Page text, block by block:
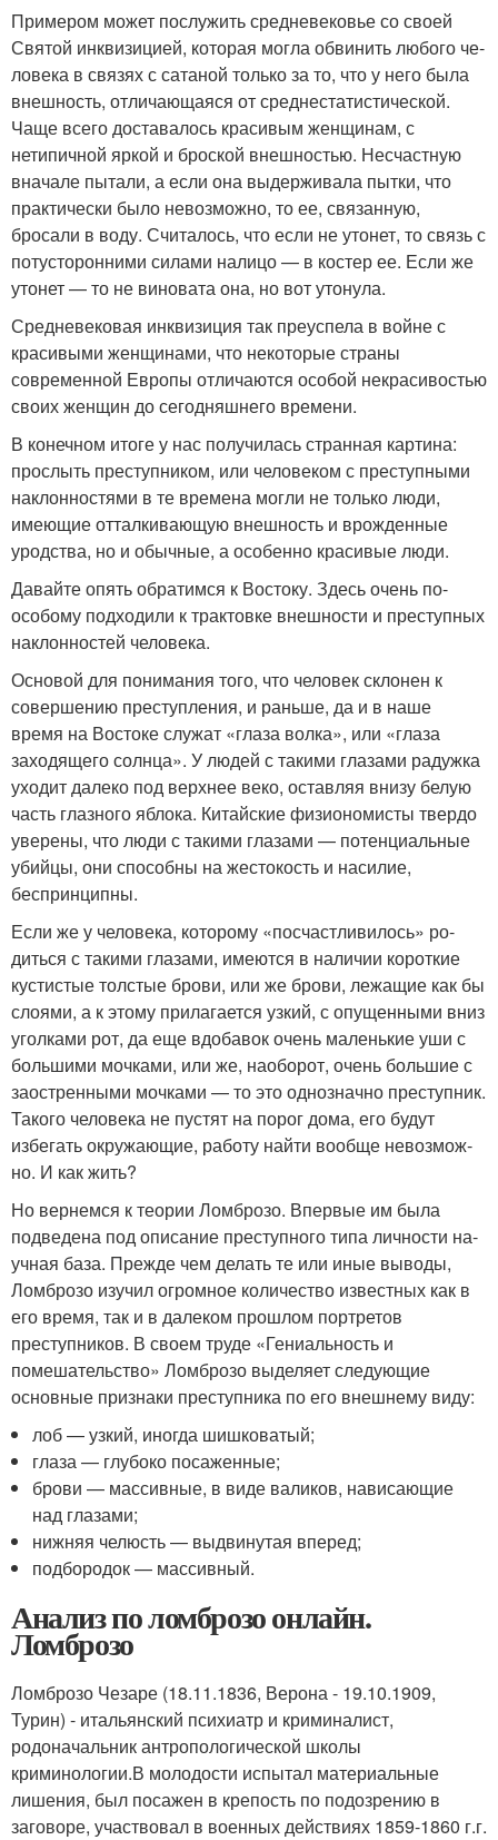
Примером может послужить средневековье со своей
Святой инквизицией, которая могла обвинить любого че­
ловека в связях с сатаной только за то, что у него была
внешность, отличающаяся от среднестатистической.
Чаще всего доставалось красивым женщинам, с
нетипичной яр­кой и броской внешностью. Несчастную
вначале пытали, а если она выдерживала пытки, что
практически было невозможно, то ее, связанную,
бросали в воду. Счита­лось, что если не утонет, то связь с
потусторонними си­лами налицо — в костер ее. Если же
утонет — то не ви­новата она, но вот утонула.
Средневековая инквизиция так преуспела в войне с
красивыми женщинами, что некоторые страны
современ­ной Европы отличаются особой некрасивостью
своих жен­щин до сегодняшнего времени.
В конечном итоге у нас получилась странная картина:
прослыть преступником, или человеком с преступными
наклонностями в те времена могли не только люди,
имею­щие отталкивающую внешность и врожденные
уродства, но и обычные, а особенно красивые люди.
Давайте опять обратимся к Востоку. Здесь очень по-
особому подходили к трактовке внешности и преступ­ных
наклонностей человека.
Основой для понимания того, что человек склонен к
совершению преступления, и раньше, да и в наше
время на Востоке служат «глаза волка», или «глаза
заходяще­го солнца». У людей с такими глазами радужка
уходит далеко под верхнее веко, оставляя внизу белую
часть глаз­ного яблока. Китайские физиономисты твердо
уверены, что люди с такими глазами — потенциальные
убийцы, они способны на жестокость и насилие,
беспринципны.
Если же у человека, которому «посчастливилось» ро­
диться с такими глазами, имеются в наличии короткие
кустистые толстые брови, или же брови, лежащие как бы
слоями, а к этому прилагается узкий, с опущенными вниз
уголками рот, да еще вдобавок очень маленькие уши с
большими мочками, или же, наоборот, очень большие с
заостренными мочками — то это однозначно преступ­ник.
Такого человека не пустят на порог дома, его будут
избегать окружающие, работу найти вообще невозмож­
но. И как жить?
Но вернемся к теории Ломброзо. Впервые им была
подведена под описание преступного типа личности на­
учная база. Прежде чем делать те или иные выводы,
Лом­брозо изучил огромное количество известных как в
его время, так и в далеком прошлом портретов
преступни­ков. В своем труде «Гениальность и
помешательство» Лом­брозо выделяет следующие
основные признаки преступ­ника по его внешнему виду:
лоб — узкий, иногда шишковатый;
глаза — глубоко посаженные;
брови — массивные, в виде валиков, нависающие
над глазами;
нижняя челюсть — выдвинутая вперед;
подбородок — массивный.
Анализ по ломброзо онлайн.
Ломброзо
Ломброзо Чезаре (18.11.1836, Верона - 19.10.1909,
Турин) - итальянский психиатр и криминалист,
родоначальник антропологической школы
криминологии.В молодости испытал материальные
лишения, был посажен в крепость по подозрению в
заговоре, участвовал в военных действиях 1859-1860 г.г.